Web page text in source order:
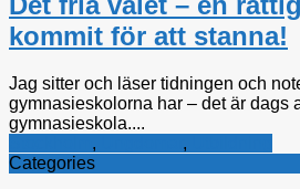
kommit för att stanna!
Jag sitter och läser tidningen och
gymnasieskolorna har – det är dags
gymnasieskola....
, ,
Categories